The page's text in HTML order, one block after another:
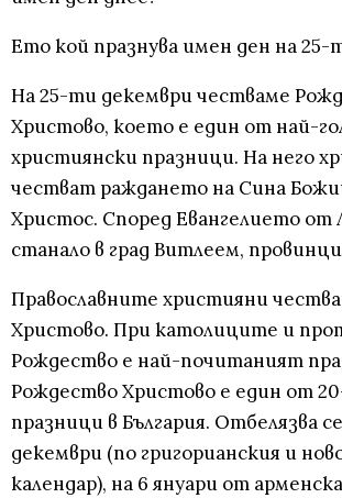
Ето кой празнува имен ден на 25-
На 25-ти декември честваме
Христово, което е един от най-
християнски празници. На него
честват раждането на Сина
Христос. Според Евангелието от
станало в град Витлеем,
Православните християни
Христово. При католиците и
Рождество е най-почитаният
Рождество Христово е един от
празници в България. Отбелязва
декември (по григорианския и
календар), на 6 януари от